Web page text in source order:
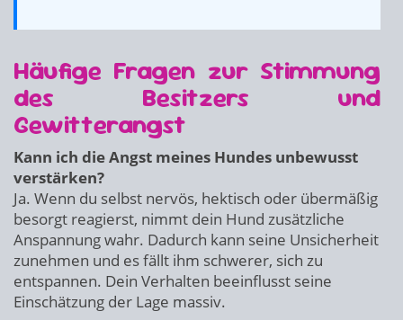
Häufige Fragen zur Stimmung
des Besitzers und
Gewitterangst
Kann ich die Angst meines Hundes unbewusst
verstärken?
Ja. Wenn du selbst nervös, hektisch oder übermäßig
besorgt reagierst, nimmt dein Hund zusätzliche
Anspannung wahr. Dadurch kann seine Unsicherheit
zunehmen und es fällt ihm schwerer, sich zu
entspannen. Dein Verhalten beeinflusst seine
Einschätzung der Lage massiv.